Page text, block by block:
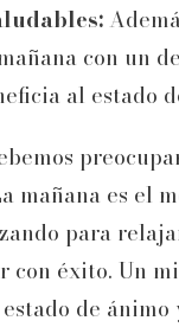
con un
al estado
mañana es el
para
con éxito. Un
de